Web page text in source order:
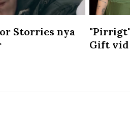
Storries nya
Gift vid